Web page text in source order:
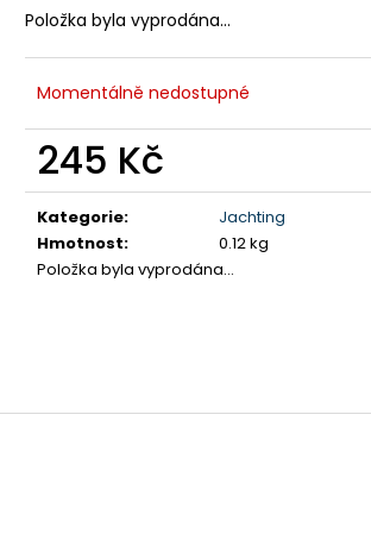
Položka byla vyprodána…
Momentálně nedostupné
245 Kč
Měrná
cena:
Kategorie:
Jachting
Hmotnost:
0.12 kg
Položka byla vyprodána…